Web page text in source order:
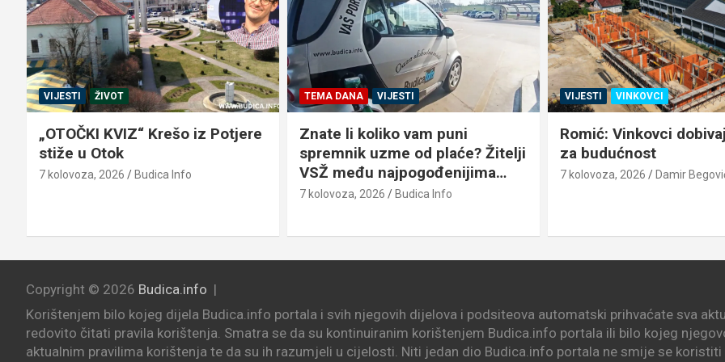
VIJESTI ŽIVOT
„OTOČKI KVIZ“ Krešo iz Potjere
stiže u Otok
7 kolovoza, 2026 Budica Info
TEMA DANA VIJESTI
Znate li koliko vam puni
spremnik uzme od plaće? Žitelji
VSŽ među najpogođenijima…
7 kolovoza, 2026 Budica Info
VIJESTI VINKOVCI
Romić: Vinkovci
za budućnost
7 kolovoza, 2026 Damir
Copyright © 2026 Budica.info
Korištenjem bilo kojeg dijela Budica.info portala i svih njegovih dijelova i podsiteova automatski prihvaćate sva
redovito čitati pravila korištenja. Smatra se da su kontinuiranim korištenjem Budica.info portala ili bilo kojeg
aktualnim pravilima korištenja te da su ih razumjeli u cijelosti. Niti jedan dio Budica.info portala ne smije se